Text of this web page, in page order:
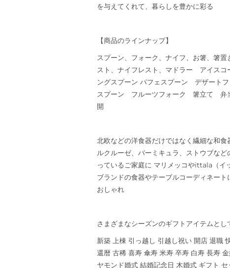
を与えてくれて、暮らしを豊かに彩る
【商品のラインナップ】
スプーン、フォーク、ナイフ、お箸、箸置
スト、ナイフレスト、マドラー アイスコ
ングスプーン パフェスプーン デザート
スプーン フルーツフォーク 箸立て 弁
開
北欧などの洋食器だけではなく繊細な和食
ルクルーゼ、バーミキュラ、ストウブなど
っているご家庭に マリメッコやittala（イ
ブランドの食器やテーブルコーディネート
おしゃれ
さまざまなシーズンのギフトアイテムとし
新築 上棟 引っ越し 引越し祝い 開店 退職
還暦 古稀 喜寿 傘寿 米寿 卒寿 白寿 長寿
ヤモンド婚式 結婚記念日 木婚式 ギフト